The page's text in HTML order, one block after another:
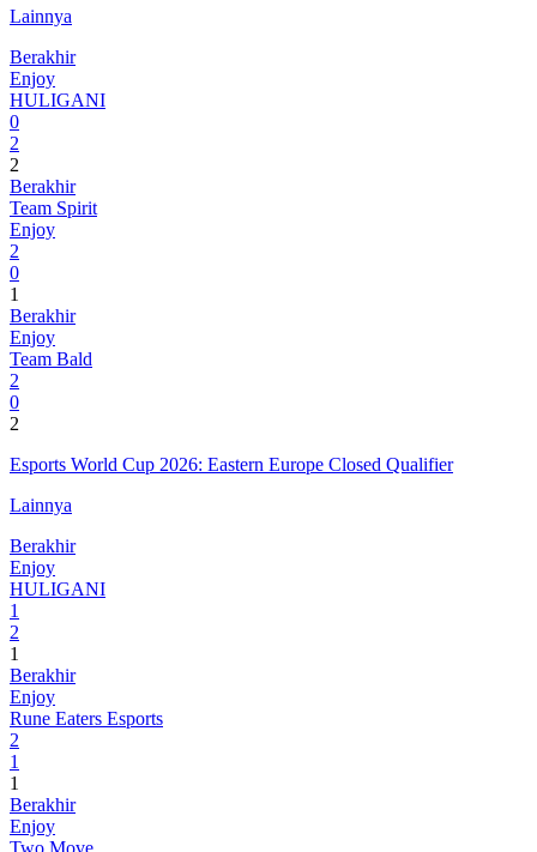
Lainnya
Berakhir
Enjoy
HULIGANI
0
2
2
Berakhir
Team Spirit
Enjoy
2
0
1
Berakhir
Enjoy
Team Bald
2
0
2
Esports World Cup 2026: Eastern Europe Closed Qualifier
Lainnya
Berakhir
Enjoy
HULIGANI
1
2
1
Berakhir
Enjoy
Rune Eaters Esports
2
1
1
Berakhir
Enjoy